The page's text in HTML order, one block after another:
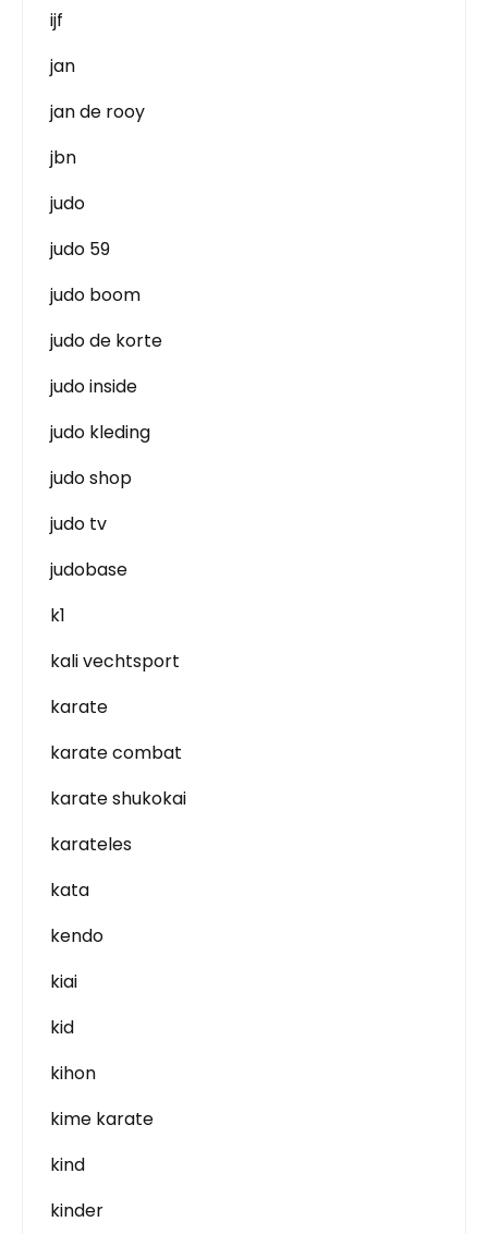
ijf
jan
jan de rooy
jbn
judo
judo 59
judo boom
judo de korte
judo inside
judo kleding
judo shop
judo tv
judobase
k1
kali vechtsport
karate
karate combat
karate shukokai
karateles
kata
kendo
kiai
kid
kihon
kime karate
kind
kinder